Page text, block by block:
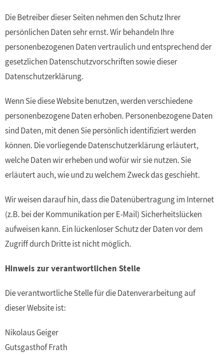
Die Betreiber dieser Seiten nehmen den Schutz Ihrer
persönlichen Daten sehr ernst. Wir behandeln Ihre
personenbezogenen Daten vertraulich und entsprechend der
gesetzlichen Datenschutzvorschriften sowie dieser
Datenschutzerklärung.
Wenn Sie diese Website benutzen, werden verschiedene
personenbezogene Daten erhoben. Personenbezogene Daten
sind Daten, mit denen Sie persönlich identifiziert werden
können. Die vorliegende Datenschutzerklärung erläutert,
welche Daten wir erheben und wofür wir sie nutzen. Sie
erläutert auch, wie und zu welchem Zweck das geschieht.
Wir weisen darauf hin, dass die Datenübertragung im Internet
(z.B. bei der Kommunikation per E-Mail) Sicherheitslücken
aufweisen kann. Ein lückenloser Schutz der Daten vor dem
Zugriff durch Dritte ist nicht möglich.
Hinweis zur verantwortlichen Stelle
Die verantwortliche Stelle für die Datenverarbeitung auf
dieser Website ist:
Nikolaus Geiger
Gutsgasthof Frath